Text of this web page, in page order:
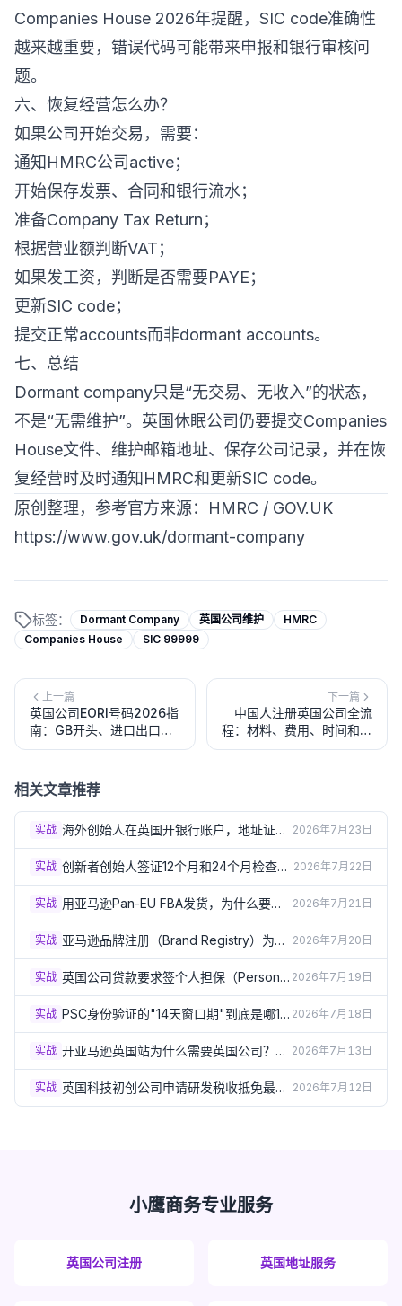
Companies House 2026年提醒，SIC code准确性
越来越重要，错误代码可能带来申报和银行审核问
题。
六、恢复经营怎么办？
如果公司开始交易，需要：
通知HMRC公司active；
开始保存发票、合同和银行流水；
准备Company Tax Return；
根据营业额判断VAT；
如果发工资，判断是否需要PAYE；
更新SIC code；
提交正常accounts而非dormant accounts。
七、总结
Dormant company只是“无交易、无收入”的状态，
不是“无需维护”。英国休眠公司仍要提交Companies
House文件、维护邮箱地址、保存公司记录，并在恢
复经营时及时通知HMRC和更新SIC code。
原创整理，参考官方来源：HMRC / GOV.UK
https://www.gov.uk/dormant-company
标签： Dormant Company 英国公司维护
HMRC
Companies House
SIC 99999
上一篇
英国公司EORI号码2026指
南：GB开头、进口出口、
非英国企业、清关和跨境电
下一篇
中国人注册英国公司全流
程：材料、费用、时间和注
意事项（2026最新）
相关文章推荐
实战 海外创始人在英国开银行账户，地址证明
总被拒？3个实操方案（2026）
2026年7月23日
实战 创新者创始人签证12个月和24个月检查
点：怎样才算"进展达标"？（2026）
2026年7月22日
实战 用亚马逊Pan-EU FBA发货，为什么要在
德法意西波5国注册VAT？（2026）
2026年7月21日
实战 亚马逊品牌注册（Brand Registry）为什
么必须要有英国商标？（2026）
2026年7月20日
实战 英国公司贷款要求签个人担保（Personal
Guarantee）？签之前必须了解的风险
（2026）
2026年7月19日
实战 PSC身份验证的"14天窗口期"到底是哪14
天？出生月份规则详解（2026）
2026年7月18日
实战 开亚马逊英国站为什么需要英国公司？企
业卖家资质要求详解（2026）
2026年7月13日
实战 英国科技初创公司申请研发税收抵免最容
易踩的5个坑（2026）
2026年7月12日
小鹰商务专业服务
英国公司注册 英国地址服务